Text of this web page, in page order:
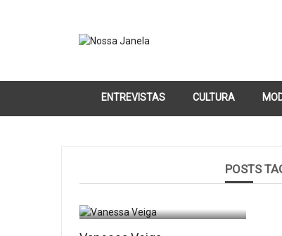
ENTREVISTAS CULTURA
POSTS